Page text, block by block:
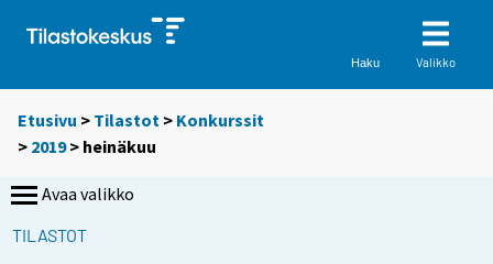
Haku Valikko
Etusivu > Tilastot > Konkurssit
> 2019> heinäkuu
Avaa valikko
TILASTOT